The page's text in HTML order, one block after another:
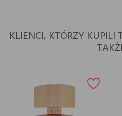
KLIENCI, KTÓRZY KUPILI